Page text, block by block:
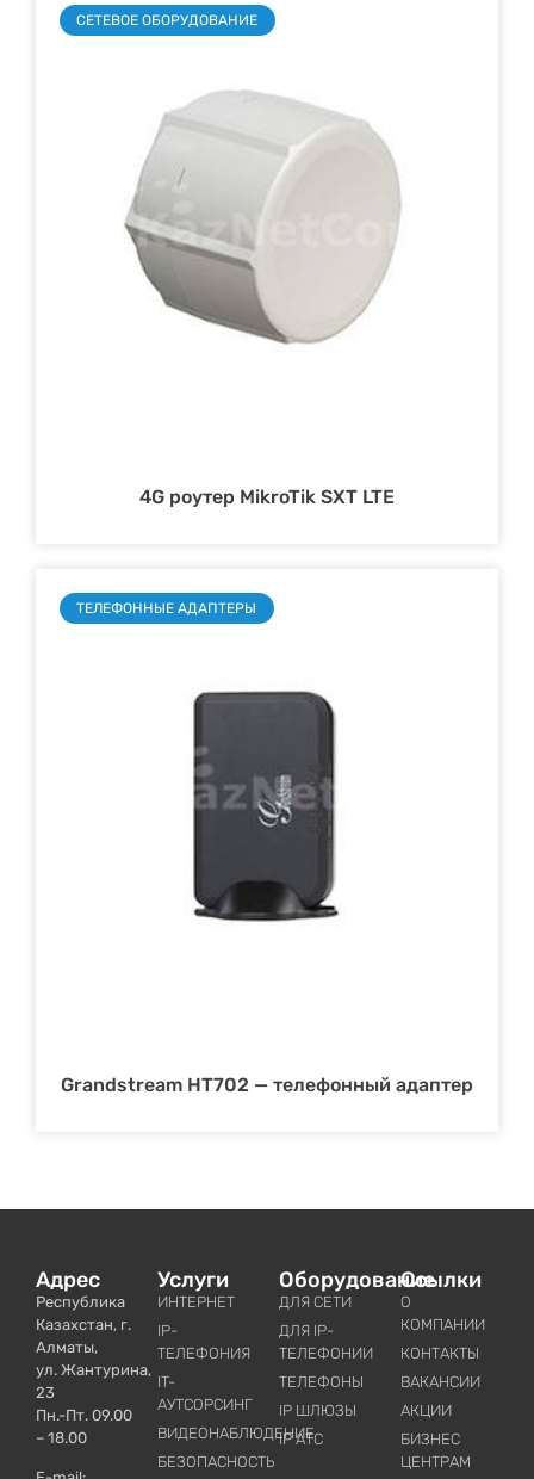
СЕТЕВОЕ ОБОРУДОВАНИЕ
4G роутер MikroTik SXT LTE
ТЕЛЕФОННЫЕ АДАПТЕРЫ
Grandstream HT702 — телефонный адаптер
Адрес
Республика
Казахстан, г.
Алматы,
ул. Жантурина,
23
Пн.-Пт. 09.00
– 18.00
Услуги
ИНТЕРНЕТ
IP-
ТЕЛЕФОНИЯ
IT-
АУТСОРСИНГ
ВИДЕОНАБЛЮДЕНИЕ
БЕЗОПАСНОСТЬ
Оборудование
ДЛЯ СЕТИ
ДЛЯ IP-
ТЕЛЕФОНИИ
ТЕЛЕФОНЫ
IP ШЛЮЗЫ
IP АТС
Ссылки
О
КОМПАНИИ
КОНТАКТЫ
ВАКАНСИИ
АКЦИИ
БИЗНЕС
ЦЕНТРАМ